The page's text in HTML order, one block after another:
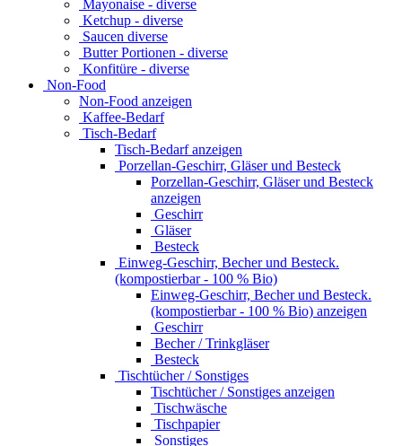
Mayonaise - diverse
Ketchup - diverse
Saucen diverse
Butter Portionen - diverse
Konfitüre - diverse
Non-Food
Non-Food anzeigen
Kaffee-Bedarf
Tisch-Bedarf
Tisch-Bedarf anzeigen
Porzellan-Geschirr, Gläser und Besteck
Porzellan-Geschirr, Gläser und Besteck
anzeigen
Geschirr
Gläser
Besteck
Einweg-Geschirr, Becher und Besteck.
(kompostierbar - 100 % Bio)
Einweg-Geschirr, Becher und Besteck.
(kompostierbar - 100 % Bio) anzeigen
Geschirr
Becher / Trinkgläser
Besteck
Tischtücher / Sonstiges
Tischtücher / Sonstiges anzeigen
Tischwäsche
Tischpapier
Sonstiges